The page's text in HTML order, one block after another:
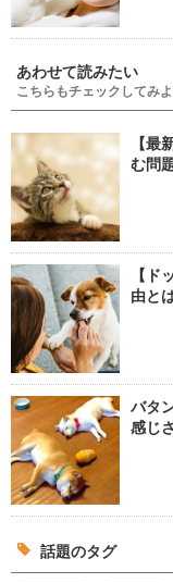
あわせて読みたい
こちらもチェックしてみよ
【最
む問
【ド
由と
バタ
感じ
話題のタグ